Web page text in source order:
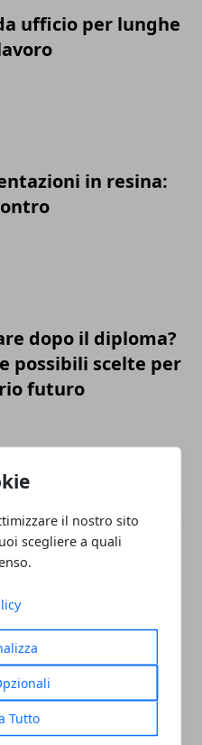
il nostro sito
scegliere a quali
Tutto
ufficio per lunghe
in resina:
dopo il diploma?
possibili scelte per
futuro
il tuo negozio
gioielli: ecco quali
step da seguire